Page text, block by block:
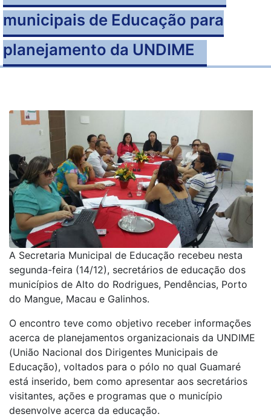
municipais de Educação para
planejamento da UNDIME
A Secretaria Municipal de Educação recebeu nesta
segunda-feira (14/12), secretários de educação dos
municípios de Alto do Rodrigues, Pendências, Porto
do Mangue, Macau e Galinhos.
O encontro teve como objetivo receber informações
acerca de planejamentos organizacionais da UNDIME
(União Nacional dos Dirigentes Municipais de
Educação), voltados para o pólo no qual Guamaré
está inserido, bem como apresentar aos secretários
visitantes, ações e programas que o município
desenvolve acerca da educação.